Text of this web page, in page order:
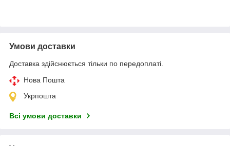
Умови доставки
Доставка здійснюється тільки по передоплаті.
Нова Пошта
Укрпошта
Всі умови доставки